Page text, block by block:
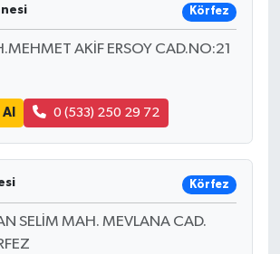
Körfez
AKİF ERSOY CAD.NO:21
0 (533) 250 29 72
Körfez
SELİM MAH. MEVLANA CAD.
YÖRESEL LEZZETLERİ
KEŞFET